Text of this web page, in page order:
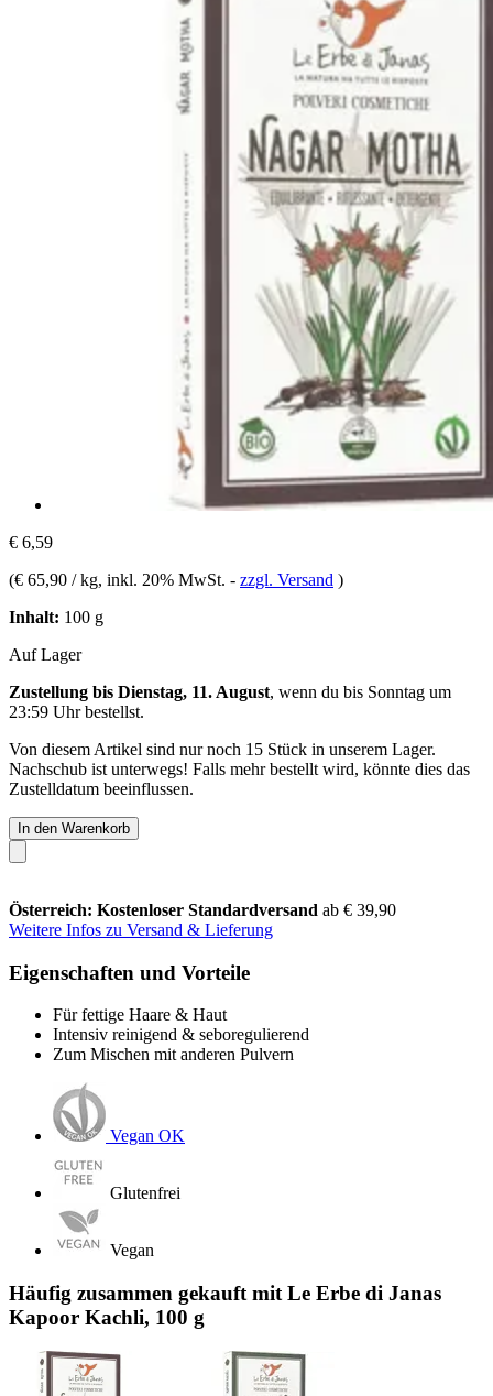
€ 6,59
(€ 65,90 / kg, inkl. 20% MwSt. - zzgl. Versand )
Inhalt: 100 g
Auf Lager
Zustellung bis Dienstag, 11. August, wenn du bis Sonntag um
23:59 Uhrbestellst.
Von diesem Artikel sind nur noch 15 Stück in unserem Lager.
Nachschub ist unterwegs! Falls mehr bestellt wird, könnte dies das
Zustelldatum beeinflussen.
In den Warenkorb
Österreich: Kostenloser Standardversand ab € 39,90
Weitere Infos zu Versand & Lieferung
Eigenschaften und Vorteile
Für fettige Haare & Haut
Intensiv reinigend & seboregulierend
Zum Mischen mit anderen Pulvern
Vegan OK
Glutenfrei
Vegan
Häufig zusammen gekauft mit Le Erbe di Janas
Kapoor Kachli, 100 g